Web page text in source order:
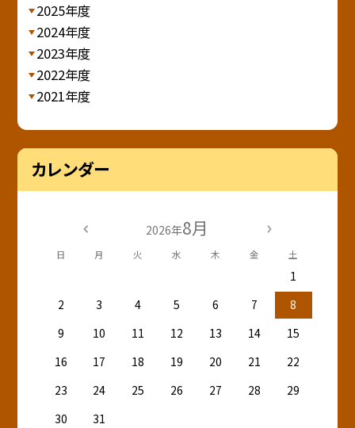
2025年度
2024年度
2023年度
2022年度
2021年度
カレンダー
2026年8月
日 月 火 水 木 金 土
1
2
3 4 5 6 7
8
9
10 11 12 13 14
15
16
17 18 19 20 21
22
23
24 25 26 27 28
29
30
31